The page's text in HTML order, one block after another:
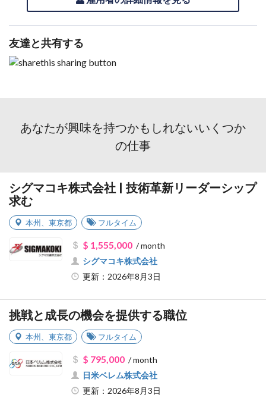
友達と共有する
あなたが興味を持つかもしれないいくつか
の仕事
シグマコキ株式会社 | 技術革新リーダーシップ
求む
本州 東京都 フルタイム
$ 1,555,000/ month
シグマコキ株式会社
更新：2026年8月3日
挑戦と成長の機会を提供する職位
本州 東京都 フルタイム
$ 795,000/ month
日米ベレム株式会社
更新：2026年8月3日